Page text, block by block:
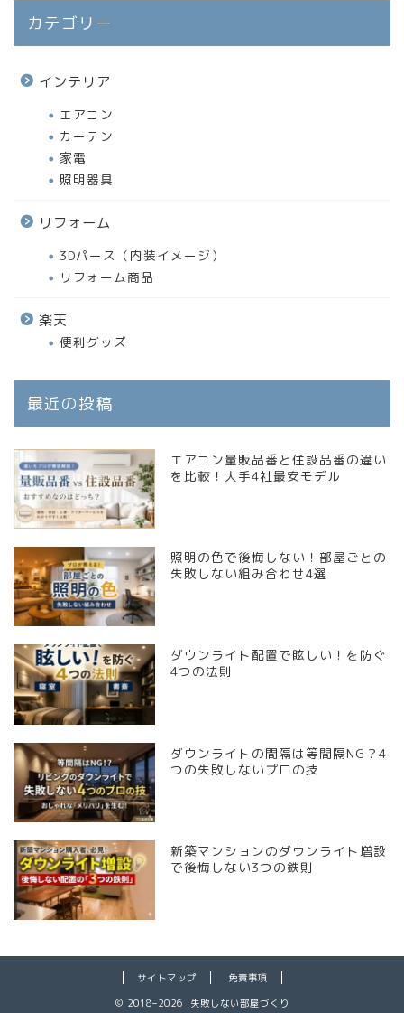
カテゴリー
インテリア
エアコン
カーテン
家電
照明器具
リフォーム
3Dパース（内装イメージ）
リフォーム商品
楽天
便利グッズ
最近の投稿
エアコン量販品番と住設品番の違い
を比較！大手4社最安モデル
照明の色で後悔しない！部屋ごとの
失敗しない組み合わせ4選
ダウンライト配置で眩しい！を防ぐ
4つの法則
ダウンライトの間隔は等間隔NG？4
つの失敗しないプロの技
新築マンションのダウンライト増設
で後悔しない3つの鉄則
サイトマップ
免責事項
2018–2026 失敗しない部屋づくり